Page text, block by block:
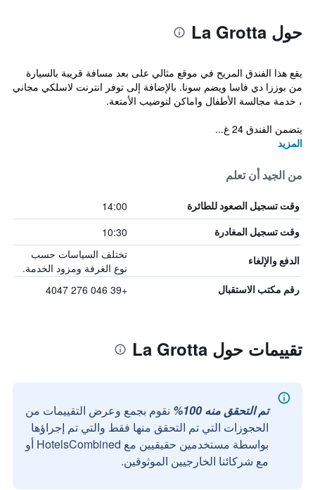
حول La Grotta
يقع هذا الفندق المريح في موقع مثالي على بعد مسافة قريبة بالسيارة
من بوززا دي فاسا ويضم سونا. بالإضافة إلى توفر انترنت لاسلكي مجاني
، خدمة مجالسة الأطفال واماكن لتوضيب الأمتعة.
يتضمن الفندق 24 غ...
المزيد
من الجيد أن تعلم
وقت تسجيل الصعود للطائرة 14:00
وقت تسجيل المغادرة 10:30
الدفع والإلغاء
تختلف السياسات حسب
نوع الغرفة ومزود الخدمة.
رقم مكتب الاستقبال +39 046 276 4047
تقييمات حول La Grotta
تم التحقق منه 100%
نقوم بجمع وعرض التقييمات من
الحجوزات التي تم التحقق منها فقط والتي تم إجراؤها
بواسطة مستخدمين حقيقيين مع HotelsCombined أو
مع شركائنا الخارجيين الموثوقين.